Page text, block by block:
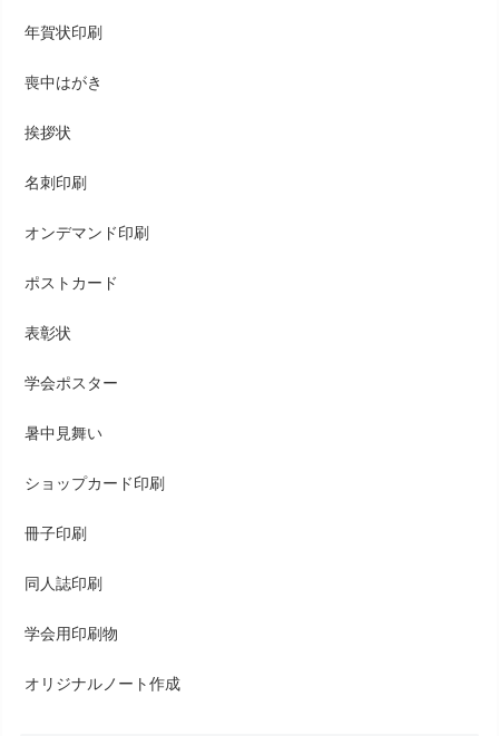
年賀状印刷
喪中はがき
挨拶状
名刺印刷
オンデマンド印刷
ポストカード
表彰状
学会ポスター
暑中見舞い
ショップカード印刷
冊子印刷
同人誌印刷
学会用印刷物
オリジナルノート作成